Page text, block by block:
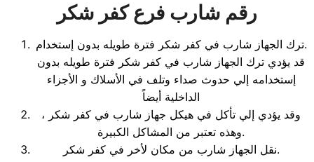
رقم شارب فرع كفر شكر
ترك الجهاز شارب في كفر شكر فترة طويله بدون إستخدام.
قد يؤدي ترك الجهاز شارب في كفر شكر فترة طويله بدون
إستخدامه إلي حدوث صداء وتلف في الأسلاك و الأجزاء
الداخلية أيضاً
، وقد يؤدي إلي تأكل في هيكل جهاز شارب في كفر شكر
وهذه تعتبر من المشاكل الكبيرة.
نقل الجهاز شارب من مكان لأخر في كفر شكر.